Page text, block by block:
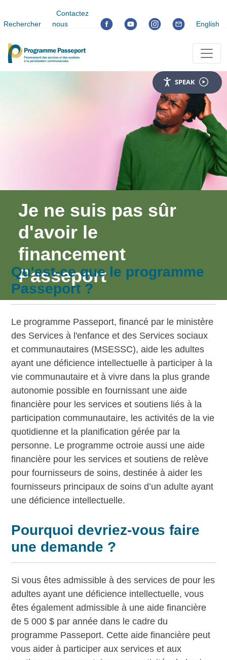
Rechercher
Contactez
nous
English
SPEAK
Je ne suis pas sûr
d'avoir le
financement
Passeport
Qu'est-ce que le programme
Passeport ?
Le programme Passeport, financé par le ministère
des Services à l'enfance et des Services sociaux
et communautaires (MSESSC), aide les adultes
ayant une déficience intellectuelle à participer à la
vie communautaire et à vivre dans la plus grande
autonomie possible en fournissant une aide
financière pour les services et soutiens liés à la
participation communautaire, les activités de la vie
quotidienne et la planification gérée par la
personne. Le programme octroie aussi une aide
financière pour les services et soutiens de relève
pour fournisseurs de soins, destinée à aider les
fournisseurs principaux de soins d’un adulte ayant
une déficience intellectuelle.
Pourquoi devriez-vous faire
une demande ?
Si vous êtes admissible à des services de pour les
adultes ayant une déficience intellectuelle, vous
êtes également admissible à une aide financière
de 5 000 $ par année dans le cadre du
programme Passeport. Cette aide financière peut
vous aider à participer aux services et aux